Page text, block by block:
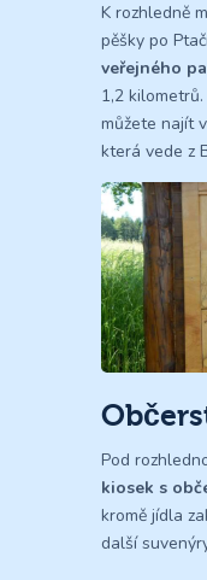
K rozhledně
pěšky po
veřejného
1,2
můžete najít
která vede z
Pod
kiosek s
kromě jídla
další